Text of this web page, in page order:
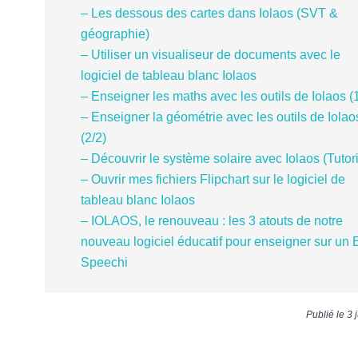
– Les dessous des cartes dans Iolaos (SVT &
géographie)
– Utiliser un visualiseur de documents avec le
logiciel de tableau blanc Iolaos
– Enseigner les maths avec les outils de Iolaos
– Enseigner la géométrie avec les outils de
(2/2)
– Découvrir le système solaire avec Iolaos
– Ouvrir mes fichiers Flipchart sur le logiciel de
tableau blanc Iolaos
– IOLAOS, le renouveau : les 3 atouts de notre
nouveau logiciel éducatif pour enseigner sur un
Speechi
Publié le 3